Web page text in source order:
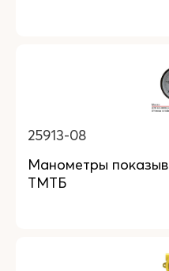
25913-08
Манометры
ТМТБ